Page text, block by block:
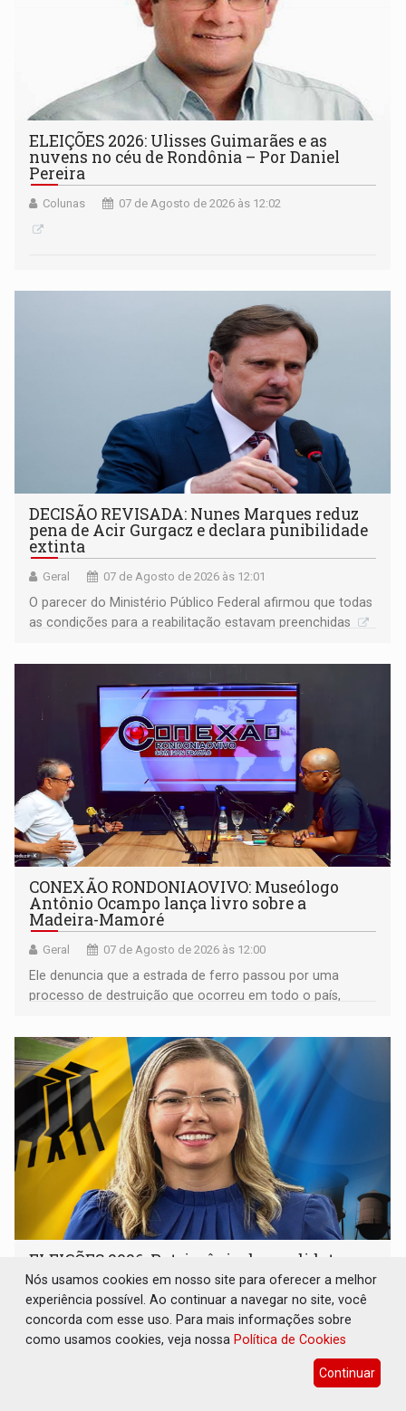
ELEIÇÕES 2026: Ulisses Guimarães e as
nuvens no céu de Rondônia – Por Daniel
Pereira
Colunas 07 de Agosto de 2026 às 12:02
DECISÃO REVISADA: Nunes Marques reduz
pena de Acir Gurgacz e declara punibilidade
extinta
Geral 07 de Agosto de 2026 às 12:01
O parecer do Ministério Público Federal afirmou que todas
as condições para a reabilitação estavam preenchidas
CONEXÃO RONDONIAOVIVO: Museólogo
Antônio Ocampo lança livro sobre a
Madeira-Mamoré
Geral 07 de Agosto de 2026 às 12:00
Ele denuncia que a estrada de ferro passou por uma
processo de destruição que ocorreu em todo o país,
ELEIÇÕES 2026: Patrimônio de candidata a
deputada federal do PL salta R$ 1 mil para R$
155 mil
Eleições 2026 07 de Agosto de 2026 às 11:45
Vereadora Sofia Andrade declarou ocupação principal
como ‘dona de casa’ para o Tribunal Superior Eleitoral
Nós usamos cookies em nosso site para oferecer a melhor
experiência possível. Ao continuar a navegar no site, você
concorda com esse uso. Para mais informações sobre
como usamos cookies, veja nossa Política de Cookies
Continuar